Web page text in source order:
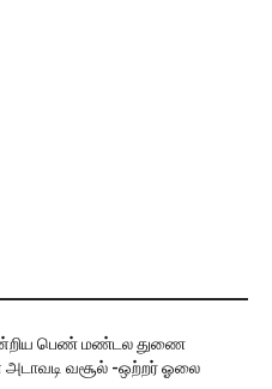
பெண் மண்டல துணை
வசூல் -ஒற்றர் ஓலை